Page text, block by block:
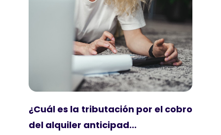
¿Cuál es la tributación por el cobro
del alquiler anticipad...